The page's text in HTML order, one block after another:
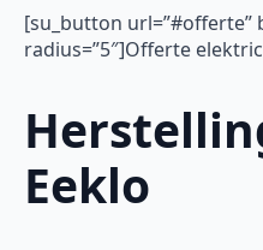
[su_button url=”#offerte”
radius=”5″]Offerte
Eeklo